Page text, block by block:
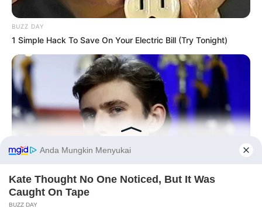
BUZZ DAY
1 Simple Hack To Save On Your Electric Bill (Try Tonight)
BUZZ DAY
Before You Go